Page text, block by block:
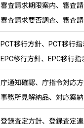
審査請求期限案内、審査請
審査請求要否調査、審査
PCT移行方針、PCT移行
EPC移行方針、EPC移行
庁通知確認、庁指令対応
事務所見解納品、対応案
登録査定方針、登録査定